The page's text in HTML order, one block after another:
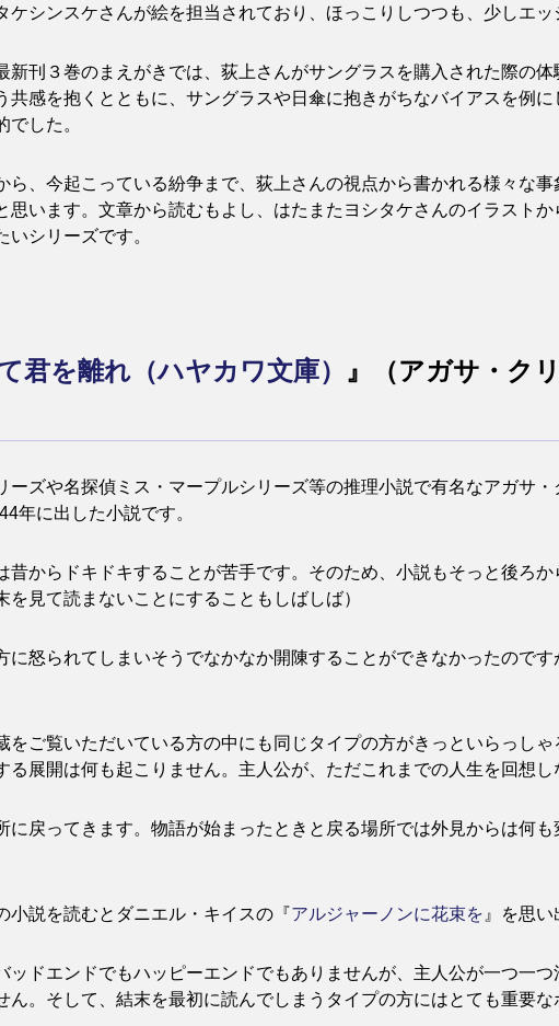
ケシンスケさんが絵を担当されており、ほっこりしつつも、少しエ
新刊３巻のまえがきでは、荻上さんがサングラスを購入された際の
共感を抱くとともに、サングラスや日傘に抱きがちなバイアスを例
でした。
ら、今起こっている紛争まで、荻上さんの視点から書かれる様々な
思います。文章から読むもよし、はたまたヨシタケさんのイラスト
いシリーズです。
君を離れ（ハヤカワ文庫） 』（アガサ・ク
ーズや名探偵ミス・マープルシリーズ等の推理小説で有名なアガサ
年に出した小説です。
昔からドキドキすることが苦手です。そのため、小説もそっと後ろ
を見て読まないことにすることもしばしば）
に怒られてしまいそうでなかなか開陳することができなかったので
をご覧いただいている方の中にも同じタイプの方がきっといらっし
る展開は何も起こりません。主人公が、ただこれまでの人生を回想
に戻ってきます。物語が始まったときと戻る場所では外見からは何
小説を読むとダニエル・キイスの『アルジャーノンに花束を 』を思い
ッドエンドでもハッピーエンドでもありませんが、主人公が一つ一
ん。そして、結末を最初に読んでしまうタイプの方にはとても重要